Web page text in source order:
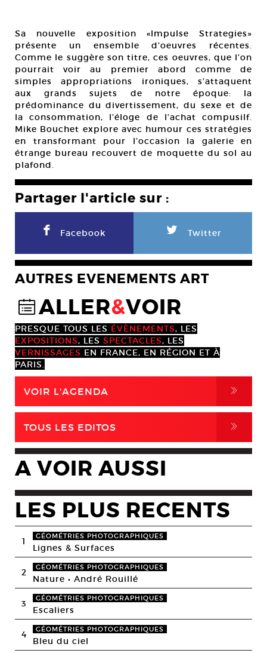
Sa nouvelle exposition «Impulse Strategies»
présente un ensemble d’oeuvres récentes.
Comme le suggère son titre, ces oeuvres, que l’on
pourrait voir au premier abord comme de
simples appropriations ironiques, s’attaquent
aux grands sujets de notre époque: la
prédominance du divertissement, du sexe et de
la consommation, l’éloge de l’achat compusilf.
Mike Bouchet explore avec humour ces stratégies
en transformant pour l’occasion la galerie en
étrange bureau recouvert de moquette du sol au
plafond.
Partager l'article sur :
F Facebook L Twitter
AUTRES EVENEMENTS ART
@ALLER&VOIR
PRESQUE TOUS LES ÉVÈNEMENTS, LES
EXPOSITIONS, LES SPECTACLES, LES
VERNISSAGES EN FRANCE, EN RÉGION ET À
PARIS.
VOIR L'AGENDA ,
TOUS LES EDITOS ,
A VOIR AUSSI
LES PLUS RECENTS
1 GÉOMÉTRIES PHOTOGRAPHIQUES
Lignes & Surfaces
2 GÉOMÉTRIES PHOTOGRAPHIQUES
Nature • André Rouillé
3 GÉOMÉTRIES PHOTOGRAPHIQUES
Escaliers
4 GÉOMÉTRIES PHOTOGRAPHIQUES
Bleu du ciel